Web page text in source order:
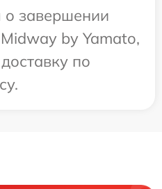
завершении
by Yamato,
по